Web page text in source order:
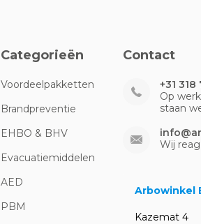
Categorieën
Voordeelpakketten
Brandpreventie
EHBO & BHV
Evacuatiemiddelen
AED
PBM
Contact
+31
Op
staan
Wij
Arbowinkel
Kazemat 4